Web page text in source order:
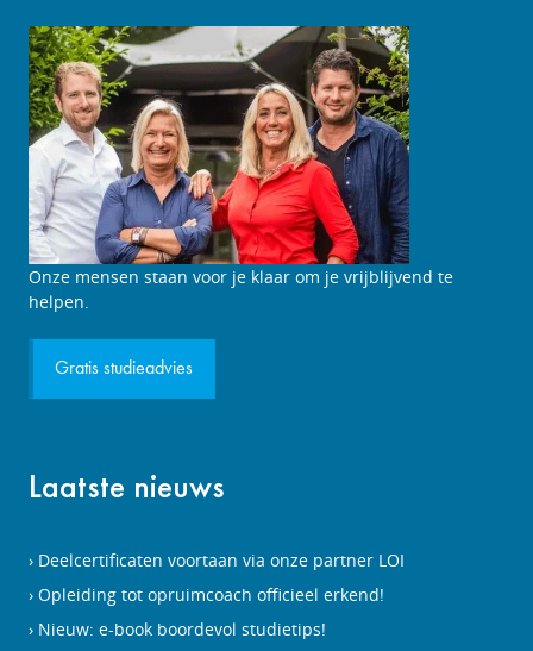
Studieadviesgesprek
aanvragen
Onze mensen staan voor je klaar om je vrijblijvend te
helpen.
Gratis studieadvies
Laatste nieuws
Deelcertificaten voortaan via onze partner LOI
Opleiding tot opruimcoach officieel erkend!
Nieuw: e-book boordevol studietips!